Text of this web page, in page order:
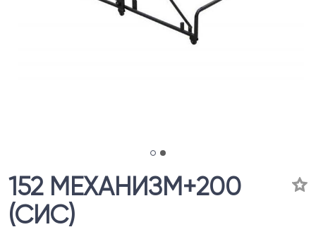
152 МЕХАНИЗМ+200
(СИС)